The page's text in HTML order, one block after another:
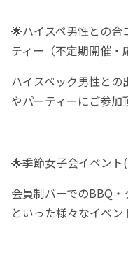
🌟ハイスペ男性との合
ティー（不定期開催・
ハイスペック男性と
やパーティーにご参加
🌟季節女子会イベント
会員制バーでのBBQ
といった様々なイベ